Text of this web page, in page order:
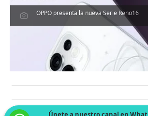
OPPO presenta la nueva Serie Reno16